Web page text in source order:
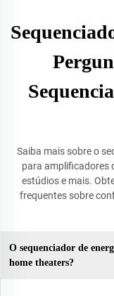
Saiba mais sobre o
para amplificadores
estúdios e mais.
frequentes sobre
O sequenciador de
home theaters?